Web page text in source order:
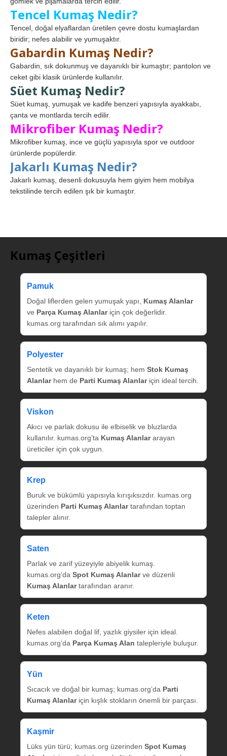
Tencel Kumaş Nedir?
Tencel, doğal elyaflardan üretilen çevre dostu kumaşlardan
biridir; nefes alabilir ve yumuşaktır.
Gabardin Kumaş Nedir?
Gabardin, sık dokunmuş ve dayanıklı bir kumaştır; pantolon ve
ceket gibi klasik ürünlerde kullanılır.
Süet Kumaş Nedir?
Süet kumaş, yumuşak ve kadife benzeri yapısıyla ayakkabı,
çanta ve montlarda tercih edilir.
Mikrofiber Kumaş Nedir?
Mikrofiber kumaş, ince ve güçlü yapısıyla spor ve outdoor
ürünlerde popülerdir.
Jakarlı Kumaş Nedir?
Jakarlı kumaş, desenli dokusuyla hem giyim hem mobilya
tekstilinde tercih edilen şık bir kumaştır.
Kumaş Çeşitleri
Pamuk
Doğal liflerden gelen yumuşak yapı, Kumaş Alanlar
ve Parça Kumaş Alanlariçin çok değerlidir.
kumas.org tarafından sık alımı yapılır.
Polyester
Sentetik ve dayanıklı bir kumaş; hem Stok Kumaş
Alanlarhem de Parti Kumaş Alanlariçin ideal tercih.
Viskon
Akıcı ve parlak dokusu ile elbiselik ve bluzlarda
kullanılır. kumas.org’ta Kumaş Alanlararayan
üreticiler için çok uygun.
Krep
Buruk ve bükümlü yapısıyla kırışıksızdır. kumas.org
üzerinden Parti Kumaş Alanlartarafından toptan
talepler alınır.
Saten
Parlak ve zarif yüzeyiyle abiyelik kumaş.
kumas.org’da Spot Kumaş Alanlarve düzenli
Kumaş Alanlartarafından aranır.
Keten
Nefes alabilen doğal lif, yazlık giysiler için ideal.
kumas.org’da Parça Kumaş Alan talepleriyle buluşur.
Yün
Sıcacık ve doğal bir kumaş; kumas.org’da Parti
Kumaş Alanlariçin kışlık stokların önemli bir parçası.
Kaşmir
Lüks yün türü; kumas.org üzerinden Spot Kumaş